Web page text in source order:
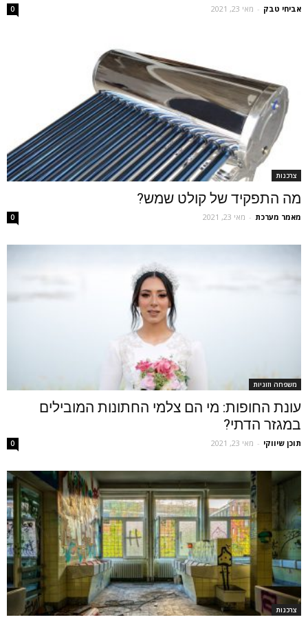
אביחי טבק - מאי 23, 2021 0
צרכנות
מה התפקיד של קולט שמש?
מאמר מערכת - מאי 23, 2021 0
משפחה וזוגיות
עונת החופות: מי הם צלמי החתונות המובילים
במגזר הדתי?
תוכן שיווקי - מאי 23, 2021 0
צרכנות